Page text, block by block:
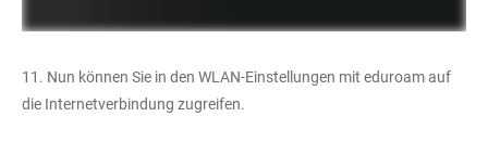
11. Nun können Sie in den WLAN-Einstellungen mit eduroam auf
die Internetverbindung zugreifen.